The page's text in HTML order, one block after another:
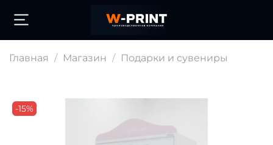
Главная Магазин Подарки и сувениры
-15%